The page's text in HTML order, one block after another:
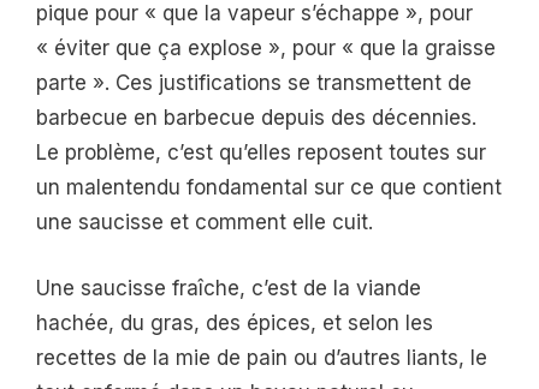
pique pour « que la vapeur s’échappe », pour
« éviter que ça explose », pour « que la graisse
parte ». Ces justifications se transmettent de
barbecue en barbecue depuis des décennies.
Le problème, c’est qu’elles reposent toutes sur
un malentendu fondamental sur ce que contient
une saucisse et comment elle cuit.
Une saucisse fraîche, c’est de la viande
hachée, du gras, des épices, et selon les
recettes de la mie de pain ou d’autres liants, le